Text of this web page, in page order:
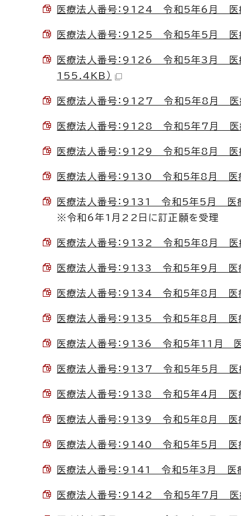
医療法人番号：9124 令和5年6月 医
医療法人番号：9125 令和5年5月 医
医療法人番号：9126 令和5年3
155.4KB）
医療法人番号：9127 令和5年8月 医
医療法人番号：9128 令和5年7月 医
医療法人番号：9129 令和5年8月 医
医療法人番号：9130 令和5年8月 医
医療法人番号：9131 令和5年5月 医
※令和6年1月22日に訂正願を受理
医療法人番号：9132 令和5年8月 医
医療法人番号：9133 令和5年9月 医
医療法人番号：9134 令和5年8月 医
医療法人番号：9135 令和5年8月 医
医療法人番号：9136 令和5年11月
医療法人番号：9137 令和5年5月 医
医療法人番号：9138 令和5年4月 医
医療法人番号：9139 令和5年8月 医
医療法人番号：9140 令和5年5月 医
医療法人番号：9141 令和5年3月 医
医療法人番号：9142 令和5年7月 医